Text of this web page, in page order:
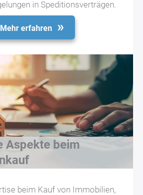
in Speditionsverträgen.
Mehr erfahren
Aspekte beim
beim Kauf von Immobilien,